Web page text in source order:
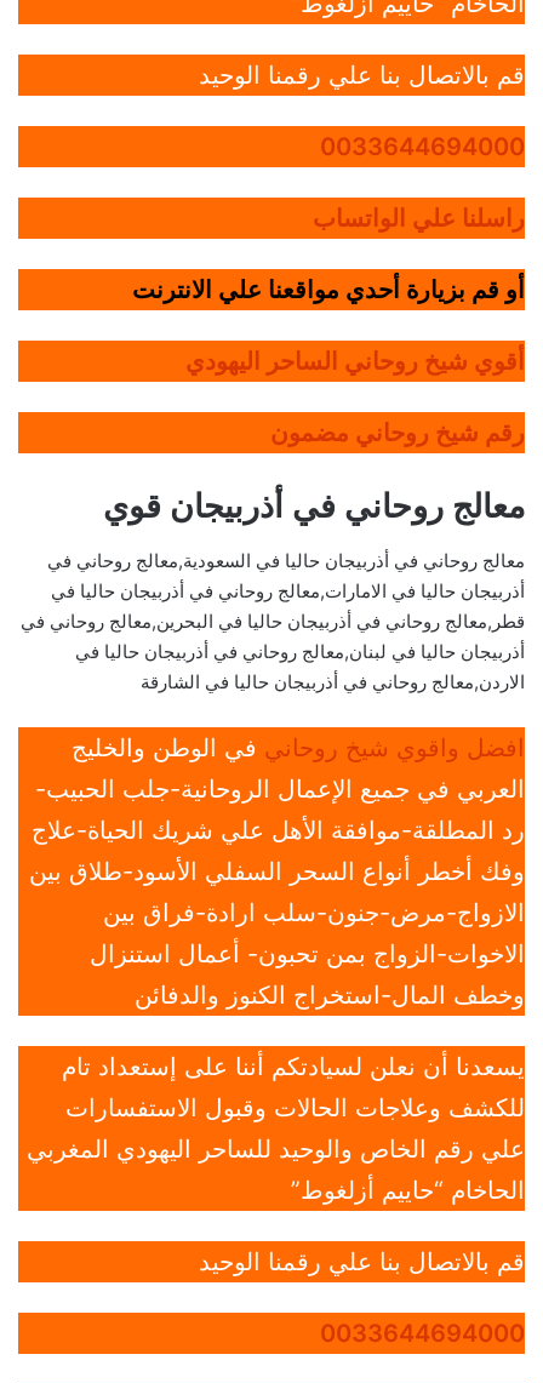
قم بالاتصال بنا علي رقمنا الوحيد
0033644694000
راسلنا علي الواتساب
أو قم بزيارة أحدي مواقعنا علي الانترنت
أقوي شيخ روحاني الساحر اليهودي
رقم شيخ روحاني مضمون
معالج روحاني في أذربيجان قوي
معالج روحاني في أذربيجان حاليا في السعودية,معالج روحاني في
أذربيجان حاليا في الامارات,معالج روحاني في أذربيجان حاليا في
قطر,معالج روحاني في أذربيجان حاليا في البحرين,معالج روحاني في
أذربيجان حاليا في لبنان,معالج روحاني في أذربيجان حاليا في
الاردن,معالج روحاني في أذربيجان حاليا في الشارقة
افضل واقوي شيخ روحاني في الوطن والخليج
العربي في جميع الإعمال الروحانية-جلب الحبيب-
رد المطلقة-موافقة الأهل علي شريك الحياة-علاج
وفك أخطر أنواع السحر السفلي الأسود-طلاق بين
الازواج-مرض-جنون-سلب ارادة-فراق بين
الاخوات-الزواج بمن تحبون- أعمال استنزال
وخطف المال-استخراج الكنوز والدفائن
يسعدنا أن نعلن لسيادتكم أننا على إستعداد تام
للكشف وعلاجات الحالات وقبول الاستفسارات
علي رقم الخاص والوحيد للساحر اليهودي المغربي
الحاخام “حاييم أزلغوط”
قم بالاتصال بنا علي رقمنا الوحيد
0033644694000